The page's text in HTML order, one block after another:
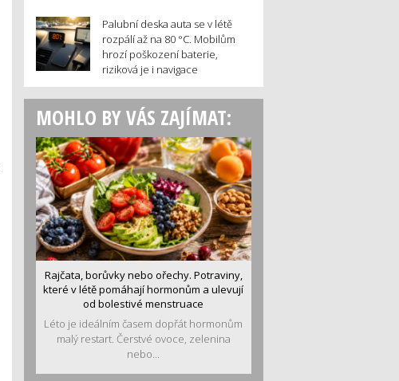
Palubní deska auta se v létě
rozpálí až na 80 °C. Mobilům
hrozí poškození baterie,
riziková je i navigace
MOHLO BY VÁS ZAJÍMAT:
Rajčata, borůvky nebo ořechy. Potraviny,
které v létě pomáhají hormonům a ulevují
od bolestivé menstruace
Léto je ideálním časem dopřát hormonům
malý restart. Čerstvé ovoce, zelenina
nebo...